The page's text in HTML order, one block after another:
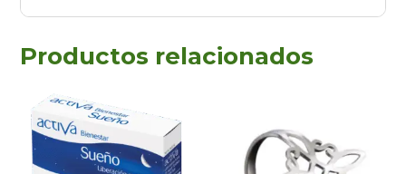
Productos relacionados